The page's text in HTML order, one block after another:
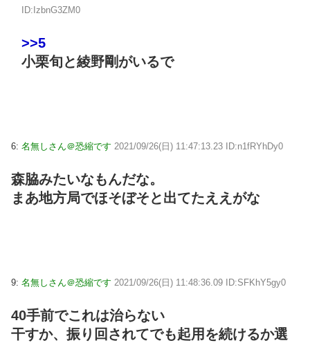
ID:IzbnG3ZM0
>>5
小栗旬と綾野剛がいるで
6: 名無しさん＠恐縮です 2021/09/26(日) 11:47:13.23 ID:n1fRYhDy0
森脇みたいなもんだな。
まあ地方局でほそぼそと出てたええがな
9: 名無しさん＠恐縮です 2021/09/26(日) 11:48:36.09 ID:SFKhY5gy0
40手前でこれは治らない
干すか、振り回されてでも起用を続けるか選